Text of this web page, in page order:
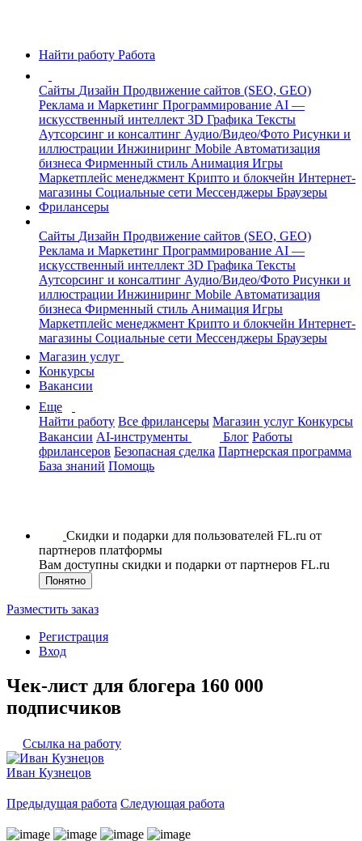
Найти работу Работа
Сайты Дизайн Продвижение сайтов (SEO, GEO)
Реклама и Маркетинг Программирование AI —
искусственный интеллект 3D Графика Тексты
Аутсорсинг и консалтинг Аудио/Видео/Фото Рисунки и
иллюстрации Инжиниринг Mobile Автоматизация
бизнеса Фирменный стиль Анимация Игры
Маркетплейс менеджмент Крипто и блокчейн Интернет-
магазины Социальные сети Мессенджеры Браузеры
Фрилансеры
Сайты Дизайн Продвижение сайтов (SEO, GEO)
Реклама и Маркетинг Программирование AI —
искусственный интеллект 3D Графика Тексты
Аутсорсинг и консалтинг Аудио/Видео/Фото Рисунки и
иллюстрации Инжиниринг Mobile Автоматизация
бизнеса Фирменный стиль Анимация Игры
Маркетплейс менеджмент Крипто и блокчейн Интернет-
магазины Социальные сети Мессенджеры Браузеры
Магазин услуг
Конкурсы
Вакансии
Еще
Найти работу Все фрилансеры Магазин услуг Конкурсы
Вакансии AI-инструменты Блог Работы
фрилансеров Безопасная сделка Партнерская программа
База знаний Помощь
Скидки и подарки для пользователей FL.ru от
партнеров платформы
Вам доступны скидки и подарки от партнеров FL.ru
Понятно
Разместить заказ
Регистрация
Вход
Чек-лист для блогера 160 000
подписчиков
Ссылка на работу
Иван Кузнецов
Предыдущая работа Следующая работа